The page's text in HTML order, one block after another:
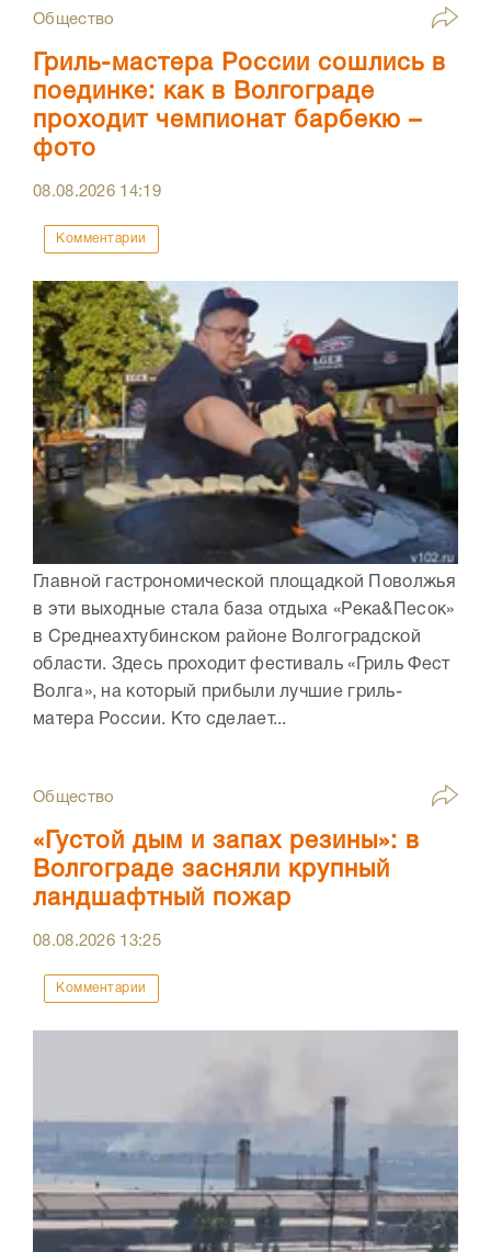
Общество
Гриль-мастера России сошлись в
поединке: как в Волгограде
проходит чемпионат барбекю –
фото
08.08.2026 14:19
Комментарии
Главной гастрономической площадкой Поволжья
в эти выходные стала база отдыха «Река&Песок»
в Среднеахтубинском районе Волгоградской
области. Здесь проходит фестиваль «Гриль Фест
Волга», на который прибыли лучшие гриль-
матера России. Кто сделает...
Общество
«Густой дым и запах резины»: в
Волгограде засняли крупный
ландшафтный пожар
08.08.2026 13:25
Комментарии